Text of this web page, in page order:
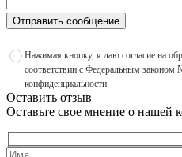
Отправить сообщение
Нажимая кнопку, я даю согласие на
соответствии с Федеральным
конфиденциальности
Оставить отзыв
Оставьте свое мнение о нашей